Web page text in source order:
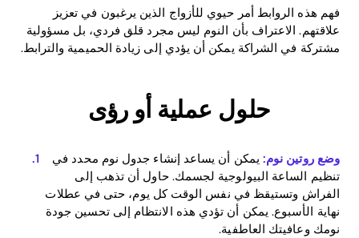
فهم هذه الروابط أمر حيوي للأزواج الذين يرغبون في تعزيز
علاقتهم. الاعتراف بأن النوم ليس مجرد قلق فردي، بل مسؤولية
مشتركة في الشراكة يمكن أن يؤدي إلى زيادة الحميمية والترابط.
حلول عملية أو رؤى
وضع روتين نوم: يمكن أن يساعد إنشاء جدول نوم محدد في
تنظيم الساعة البيولوجية لجسمك. حاول أن تذهب إلى
الفراش وتستيقظ في نفس الوقت كل يوم، حتى في عطلات
نهاية الأسبوع. يمكن أن تؤدي هذه الانتظام إلى تحسين جودة
نومك وعافيتك العاطفية.